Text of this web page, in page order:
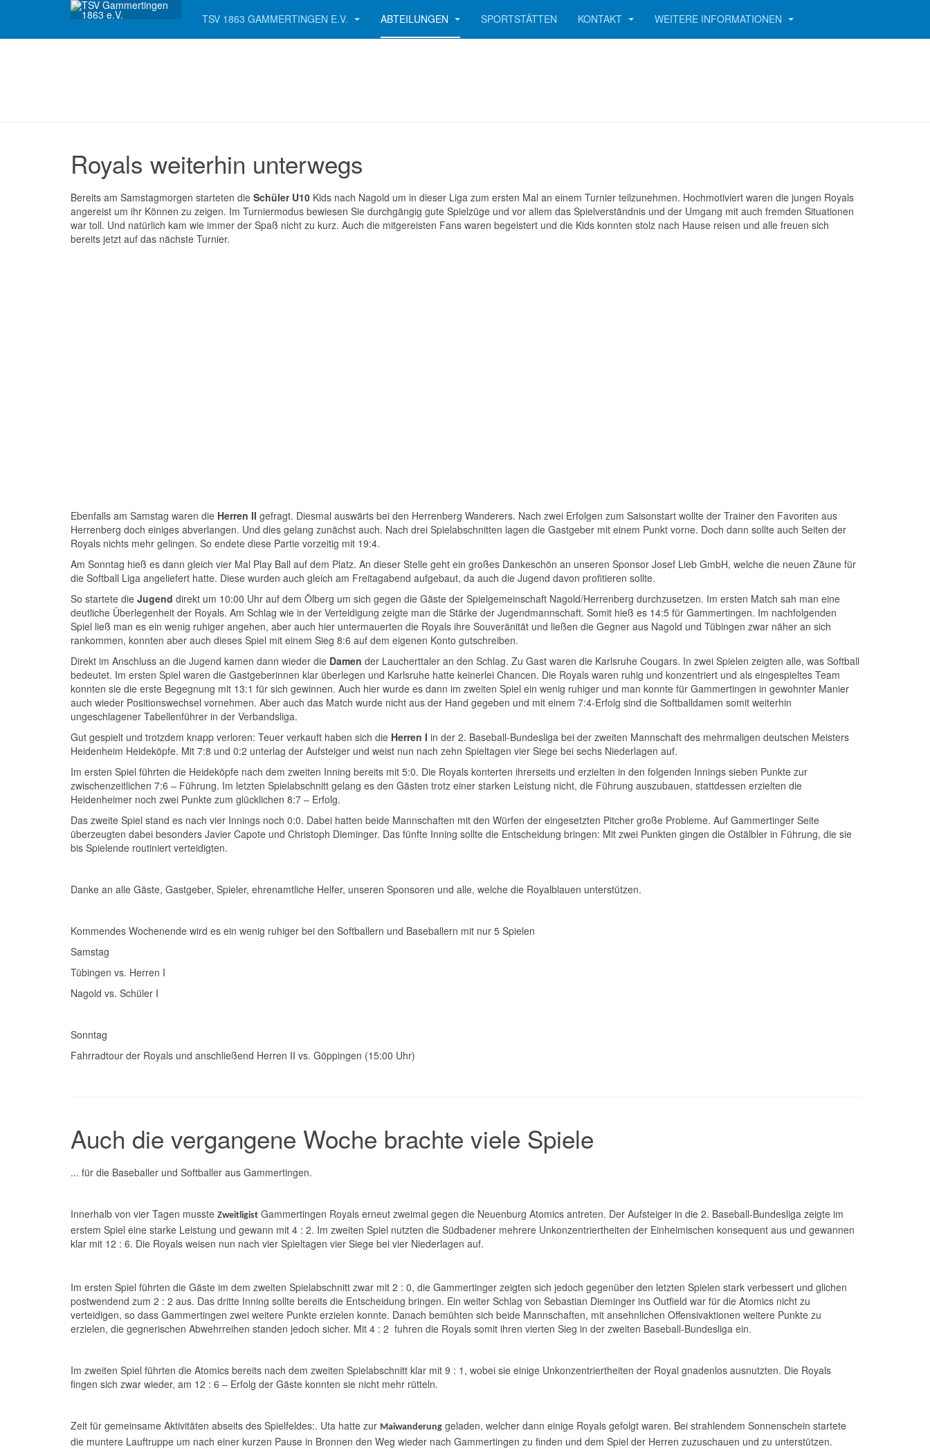
TSV 1863 GAMMERTINGEN E.V. ABTEILUNGEN SPORTSTÄTTEN KONTAKT WEITERE INFORMATIONEN
Royals weiterhin unterwegs
Bereits am Samstagmorgen starteten die Schüler U10 Kids nach Nagold um in dieser Liga zum ersten Mal an einem Turnier teilzunehmen. Hochmotiviert waren die jungen Royals
angereist um ihr Können zu zeigen. Im Turniermodus bewiesen Sie durchgängig gute Spielzüge und vor allem das Spielverständnis und der Umgang mit auch fremden Situationen
war toll. Und natürlich kam wie immer der Spaß nicht zu kurz. Auch die mitgereisten Fans waren begeistert und die Kids konnten stolz nach Hause reisen und alle freuen sich
bereits jetzt auf das nächste Turnier.
Ebenfalls am Samstag waren die Herren II gefragt. Diesmal auswärts bei den Herrenberg Wanderers. Nach zwei Erfolgen zum Saisonstart wollte der Trainer den Favoriten aus
Herrenberg doch einiges abverlangen. Und dies gelang zunächst auch. Nach drei Spielabschnitten lagen die Gastgeber mit einem Punkt vorne. Doch dann sollte auch Seiten der
Royals nichts mehr gelingen. So endete diese Partie vorzeitig mit 19:4.
Am Sonntag hieß es dann gleich vier Mal Play Ball auf dem Platz. An dieser Stelle geht ein großes Dankeschön an unseren Sponsor Josef Lieb GmbH, welche die neuen Zäune für
die Softball Liga angeliefert hatte. Diese wurden auch gleich am Freitagabend aufgebaut, da auch die Jugend davon profitieren sollte.
So startete die Jugend direkt um 10:00 Uhr auf dem Ölberg um sich gegen die Gäste der Spielgemeinschaft Nagold/Herrenberg durchzusetzen. Im ersten Match sah man eine
deutliche Überlegenheit der Royals. Am Schlag wie in der Verteidigung zeigte man die Stärke der Jugendmannschaft. Somit hieß es 14:5 für Gammertingen. Im nachfolgenden
Spiel ließ man es ein wenig ruhiger angehen, aber auch hier untermauerten die Royals ihre Souveränität und ließen die Gegner aus Nagold und Tübingen zwar näher an sich
rankommen, konnten aber auch dieses Spiel mit einem Sieg 8:6 auf dem eigenen Konto gutschreiben.
Direkt im Anschluss an die Jugend kamen dann wieder die Damen der Laucherttaler an den Schlag. Zu Gast waren die Karlsruhe Cougars. In zwei Spielen zeigten alle, was Softball
bedeutet. Im ersten Spiel waren die Gastgeberinnen klar überlegen und Karlsruhe hatte keinerlei Chancen. Die Royals waren ruhig und konzentriert und als eingespieltes Team
konnten sie die erste Begegnung mit 13:1 für sich gewinnen. Auch hier wurde es dann im zweiten Spiel ein wenig ruhiger und man konnte für Gammertingen in gewohnter Manier
auch wieder Positionswechsel vornehmen. Aber auch das Match wurde nicht aus der Hand gegeben und mit einem 7:4-Erfolg sind die Softballdamen somit weiterhin
ungeschlagener Tabellenführer in der Verbandsliga.
Gut gespielt und trotzdem knapp verloren: Teuer verkauft haben sich die Herren I in der 2. Baseball-Bundesliga bei der zweiten Mannschaft des mehrmaligen deutschen Meisters
Heidenheim Heideköpfe. Mit 7:8 und 0:2 unterlag der Aufsteiger und weist nun nach zehn Spieltagen vier Siege bei sechs Niederlagen auf.
Im ersten Spiel führten die Heideköpfe nach dem zweiten Inning bereits mit 5:0. Die Royals konterten ihrerseits und erzielten in den folgenden Innings sieben Punkte zur
zwischenzeitlichen 7:6 – Führung. Im letzten Spielabschnitt gelang es den Gästen trotz einer starken Leistung nicht, die Führung auszubauen, stattdessen erzielten die
Heidenheimer noch zwei Punkte zum glücklichen 8:7 – Erfolg.
Das zweite Spiel stand es nach vier Innings noch 0:0. Dabei hatten beide Mannschaften mit den Würfen der eingesetzten Pitcher große Probleme. Auf Gammertinger Seite
überzeugten dabei besonders Javier Capote und Christoph Dieminger. Das fünfte Inning sollte die Entscheidung bringen: Mit zwei Punkten gingen die Ostälbler in Führung, die sie
bis Spielende routiniert verteidigten.
Danke an alle Gäste, Gastgeber, Spieler, ehrenamtliche Helfer, unseren Sponsoren und alle, welche die Royalblauen unterstützen.
Kommendes Wochenende wird es ein wenig ruhiger bei den Softballern und Baseballern mit nur 5 Spielen
Samstag
Tübingen vs. Herren I
Nagold vs. Schüler I
Sonntag
Fahrradtour der Royals und anschließend Herren II vs. Göppingen (15:00 Uhr)
Auch die vergangene Woche brachte viele Spiele
... für die Baseballer und Softballer aus Gammertingen.
Innerhalb von vier Tagen musste Zweitligist Gammertingen Royals erneut zweimal gegen die Neuenburg Atomics antreten. Der Aufsteiger in die 2. Baseball-Bundesliga zeigte im
erstem Spiel eine starke Leistung und gewann mit 4 : 2. Im zweiten Spiel nutzten die Südbadener mehrere Unkonzentriertheiten der Einheimischen konsequent aus und gewannen
klar mit 12 : 6. Die Royals weisen nun nach vier Spieltagen vier Siege bei vier Niederlagen auf.
Im ersten Spiel führten die Gäste im dem zweiten Spielabschnitt zwar mit 2 : 0, die Gammertinger zeigten sich jedoch gegenüber den letzten Spielen stark verbessert und glichen
postwendend zum 2 : 2 aus. Das dritte Inning sollte bereits die Entscheidung bringen. Ein weiter Schlag von Sebastian Dieminger ins Outfield war für die Atomics nicht zu
verteidigen, so dass Gammertingen zwei weitere Punkte erzielen konnte. Danach bemühten sich beide Mannschaften, mit ansehnlichen Offensivaktionen weitere Punkte zu
erzielen, die gegnerischen Abwehrreihen standen jedoch sicher. Mit 4 : 2 fuhren die Royals somit ihren vierten Sieg in der zweiten Baseball-Bundesliga ein.
Im zweiten Spiel führten die Atomics bereits nach dem zweiten Spielabschnitt klar mit 9 : 1, wobei sie einige Unkonzentriertheiten der Royal gnadenlos ausnutzten. Die Royals
fingen sich zwar wieder, am 12 : 6 – Erfolg der Gäste konnten sie nicht mehr rütteln.
Zeit für gemeinsame Aktivitäten abseits des Spielfeldes:. Uta hatte zur Maiwanderung geladen, welcher dann einige Royals gefolgt waren. Bei strahlendem Sonnenschein startete
die muntere Lauftruppe um nach einer kurzen Pause in Bronnen den Weg wieder nach Gammertingen zu finden und dem Spiel der Herren zuzuschauen und zu unterstützen.